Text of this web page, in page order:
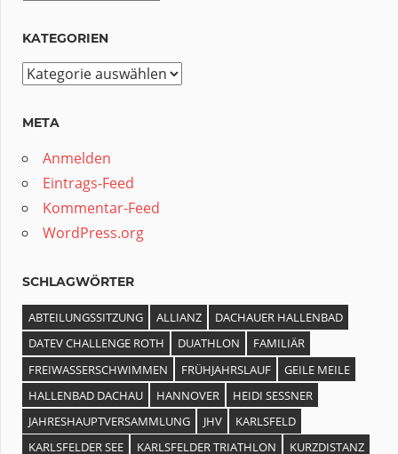
KATEGORIEN
Kategorien
META
Anmelden
Eintrags-Feed
Kommentar-Feed
WordPress.org
SCHLAGWÖRTER
ABTEILUNGSSITZUNG ALLIANZ
DACHAUER HALLENBAD
DATEV CHALLENGE ROTH
DUATHLON
FAMILIÄR
FREIWASSERSCHWIMMEN
FRÜHJAHRSLAUF
GEILE MEILE
HALLENBAD DACHAU
HANNOVER
HEIDI SESSNER
JAHRESHAUPTVERSAMMLUNG
JHV
KARLSFELD
KARLSFELDER SEE
KARLSFELDER TRIATHLON
KURZDISTANZ